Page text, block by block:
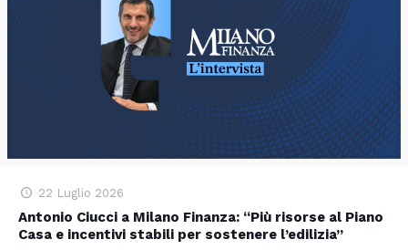
22 Luglio 2026
Antonio Ciucci a Milano Finanza: “Più risorse al Piano
Casa e incentivi stabili per sostenere l’edilizia”